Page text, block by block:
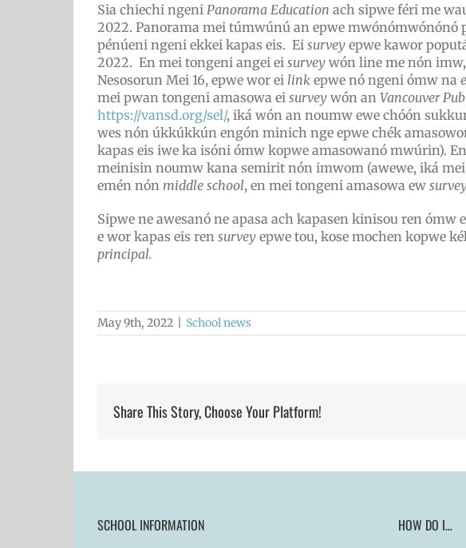
Sia chiechi ngeni Panorama Education ach sipwe féri me
2022. Panorama mei túmwúnú an epwe mwónómwónónó
pénúeni ngeni ekkei kapas eis. Ei survey epwe kawor
2022. En mei tongeni angei ei survey wón line me nón
Nesosorun Mei 16, epwe wor ei link epwe nó ngeni ómw na
mei pwan tongeni amasowa ei survey wón an Vancouver
https://vansd.org/sel/, iká wón an noumw ewe chóón
wes nón úkkúkkún engón minich nge epwe chék
kapas eis iwe ka isóni ómw kopwe amasowanó mwúrin).
meinisin noumw kana semirit nón imwom (awewe, iká
emén nón middle school, en mei tongeni amasowa ew
Sipwe ne awesanó ne apasa ach kapasen kinisou ren
e wor kapas eis ren surveyepwe tou, kose mochen kopwe
principal.
May 9th, 2022 School news
Share This Story, Choose Your Platform!
SCHOOL INFORMATION HOW DO I…